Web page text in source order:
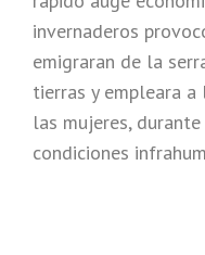
invernaderos
emigraran de la
tierras y empleara
las mujeres,
condiciones